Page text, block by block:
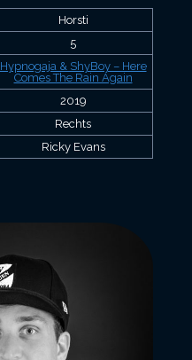
Horsti
5
Hypnogaja & ShyBoy – Here
Comes The Rain Again
2019
Rechts
Ricky Evans